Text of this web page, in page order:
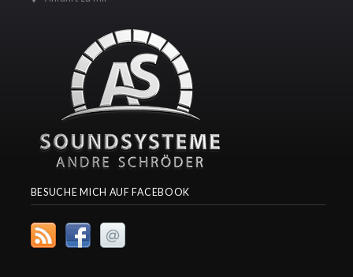
BESUCHE MICH AUF FACEBOOK